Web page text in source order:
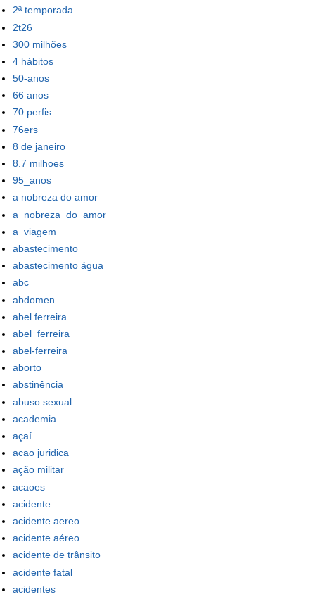
2ª temporada
2t26
300 milhões
4 hábitos
50-anos
66 anos
70 perfis
76ers
8 de janeiro
8.7 milhoes
95_anos
a nobreza do amor
a_nobreza_do_amor
a_viagem
abastecimento
abastecimento água
abc
abdomen
abel ferreira
abel_ferreira
abel-ferreira
aborto
abstinência
abuso sexual
academia
açaí
acao juridica
ação militar
acaoes
acidente
acidente aereo
acidente aéreo
acidente de trânsito
acidente fatal
acidentes